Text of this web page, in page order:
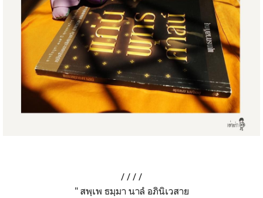
/ / / /
" สพฺเพ ธมฺมา นาลํ อภินิเวสาย